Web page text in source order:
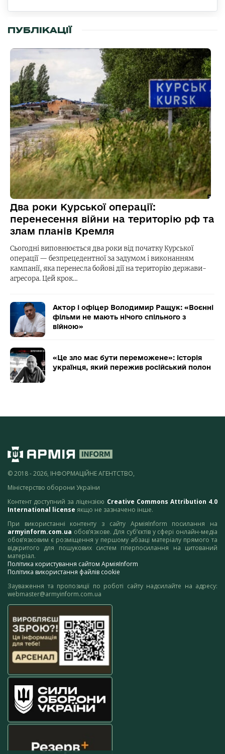
ПУБЛІКАЦІЇ
Два роки Курської операції:
перенесення війни на територію рф та
злам планів Кремля
Сьогодні виповнюється два роки від початку Курської
операції — безпрецедентної за задумом і виконанням
кампанії, яка перенесла бойові дії на територію держави-
агресора. Цей крок…
Актор і офіцер Володимир Ращук: «Воєнні
фільми не мають нічого спільного з
війною»
«Це зло має бути переможене»: історія
українця, який пережив російський полон
© 2018 - 2026, ІНФОРМАЦІЙНЕ АГЕНТСТВО,
Міністерство оборони України
Контент доступний за ліцензією Creative Commons Attribution 4.0
International license якщо не зазначено інше.
При використанні контенту з сайту АрміяInform посилання на
armyinform.com.ua обов’язкове. Для суб’єктів у сфері онлайн-медіа
обов’язковим є розміщення у першому абзаці матеріалу прямого та
відкритого для пошукових систем гіперпосилання на цитований
матеріал.
Політика користування сайтом АрміяInform
Політика використання файлів cookie
Зауваження та пропозиції по роботі сайту надсилайте на адресу:
webmaster@armyinform.com.ua